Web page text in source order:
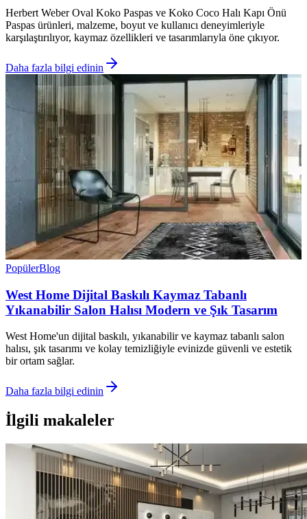
Herbert Weber Oval Koko Paspas ve Koko Coco Halı Kapı Önü
Paspas ürünleri, malzeme, boyut ve kullanıcı deneyimleriyle
karşılaştırılıyor, kaymaz özellikleri ve tasarımlarıyla öne çıkıyor.
Daha fazla bilgi edinin
PopülerBlog
West Home Dijital Baskılı Kaymaz Tabanlı
Yıkanabilir Salon Halısı Modern ve Şık Tasarım
West Home'un dijital baskılı, yıkanabilir ve kaymaz tabanlı salon
halısı, şık tasarımı ve kolay temizliğiyle evinizde güvenli ve estetik
bir ortam sağlar.
Daha fazla bilgi edinin
İlgili makaleler